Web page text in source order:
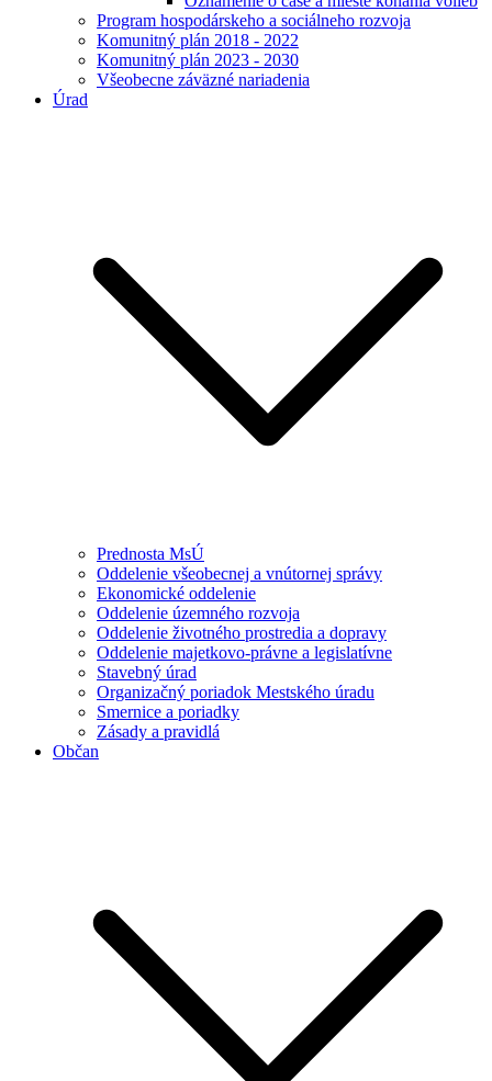
Program hospodárskeho a sociálneho rozvoja
Komunitný plán 2018 - 2022
Komunitný plán 2023 - 2030
Všeobecne záväzné nariadenia
Úrad
Prednosta MsÚ
Oddelenie všeobecnej a vnútornej správy
Ekonomické oddelenie
Oddelenie územného rozvoja
Oddelenie životného prostredia a dopravy
Oddelenie majetkovo-právne a legislatívne
Stavebný úrad
Organizačný poriadok Mestského úradu
Smernice a poriadky
Zásady a pravidlá
Občan